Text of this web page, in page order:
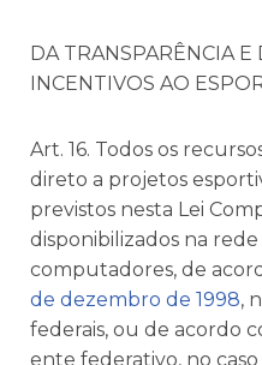
DA TRANSPARÊNCIA
INCENTIVOS AO
Art. 16. Todos os
direto a projetos
previstos nesta Lei
disponibilizados na
computadores, de
de dezembro de 1998,
federais, ou de acordo
ente federativo, no